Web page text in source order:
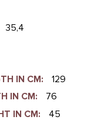
35,4
IN CM:
129
IN CM:
76
IN CM: 45